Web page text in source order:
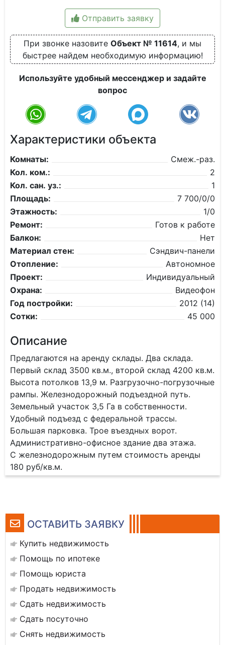
ОСТАВИТЬ ЗАЯВКУ
Купить недвижимость
Помощь по ипотеке
Помощь юриста
Продать недвижимость
Сдать недвижимость
Сдать посуточно
Снять недвижимость
Отправить заявку
При звонке назовите Объект № 11614, и мы
быстрее найдем необходимую информацию!
Используйте удобный мессенджер и задайте
вопрос
Характеристики объекта
Комнаты:
Смеж.-раз.
Кол. ком.:
2
Кол. сан. уз.:
1
Площадь:
7 700/0/0
Этажность:
1/0
Ремонт:
Готов к работе
Балкон:
Нет
Материал стен:
Сэндвич-панели
Отопление:
Автономное
Проект:
Индивидуальный
Охрана:
Видеофон
Год постройки:
2012 (14)
Сотки:
45 000
Описание
Предлагаются на аренду склады. Два склада.
Первый склад 3500 кв.м., второй склад 4200 кв.м.
Высота потолков 13,9 м. Разгрузочно-погрузочные
рампы. Железнодорожный подъездной путь.
Земельный участок 3,5 Га в собственности.
Удобный подъезд с федеральной трассы.
Большая парковка. Трое въездных ворот.
Административно-офисное здание два этажа.
С железнодорожным путем стоимость аренды
180 руб/кв.м.